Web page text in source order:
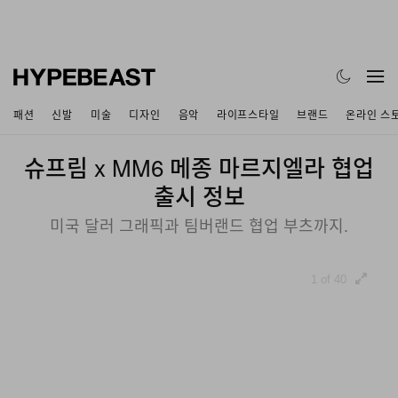
패션 신발 미술 디자인 음악 라이프스타일 브랜드 온라인 스
슈프림 x MM6 메종 마르지엘라 협업
출시 정보
미국 달러 그래픽과 팀버랜드 협업 부츠까지.